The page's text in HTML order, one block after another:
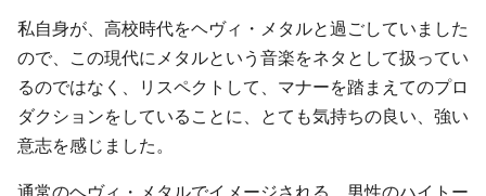
私自身が、高校時代をヘヴィ・メタルと過ごしていました
ので、この現代にメタルという音楽をネタとして扱ってい
るのではなく、リスペクトして、マナーを踏まえてのプロ
ダクションをしていることに、とても気持ちの良い、強い
意志を感じました。